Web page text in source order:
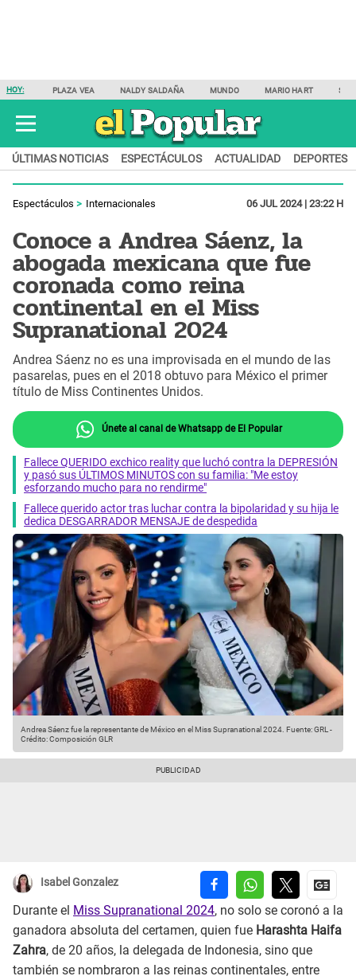
HOY: PLAZA VEA NALDY SALDAÑA MUNDO MARIO HART
ÚLTIMAS NOTICIAS ESPECTÁCULOS ACTUALIDAD DEPORTES
Espectáculos Internacionales 06 JUL 2024 | 23:22 H
Conoce a Andrea Sáenz, la
abogada mexicana que fue
coronada como reina
continental en el Miss
Supranational 2024
Andrea Sáenz no es una improvisada en el mundo de las
pasarelas, pues en el 2018 obtuvo para México el primer
título de Miss Continentes Unidos.
Únete al canal de Whatsapp de El Popular
Fallece QUERIDO exchico reality que luchó contra la DEPRESIÓN
y pasó sus ÚLTIMOS MINUTOS con su familia: "Me estoy
esforzando mucho para no rendirme"
Fallece querido actor tras luchar contra la bipolaridad y su hija le
dedica DESGARRADOR MENSAJE de despedida
Andrea Sáenz fue la representante de México en el Miss Supranational 2024. Fuente: GRL-
Crédito: Composición GLR
Isabel Gonzalez
Durante el Miss Supranational 2024, no solo se coronó a la
ganadora absoluta del certamen, quien fue Harashta Haifa
Zahra, de 20 años, la delegada de Indonesia, sino que
también se nombraron a las reinas continentales, entre